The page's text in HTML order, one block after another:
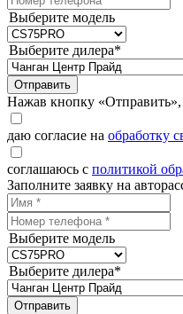
Выберите модель
Выберите дилера*
Отправить
Нажав кнопку «Отправить»,
даю согласие на обработку
соглашаюсь с политикой
Заполните заявку на
Выберите модель
Выберите дилера*
Отправить